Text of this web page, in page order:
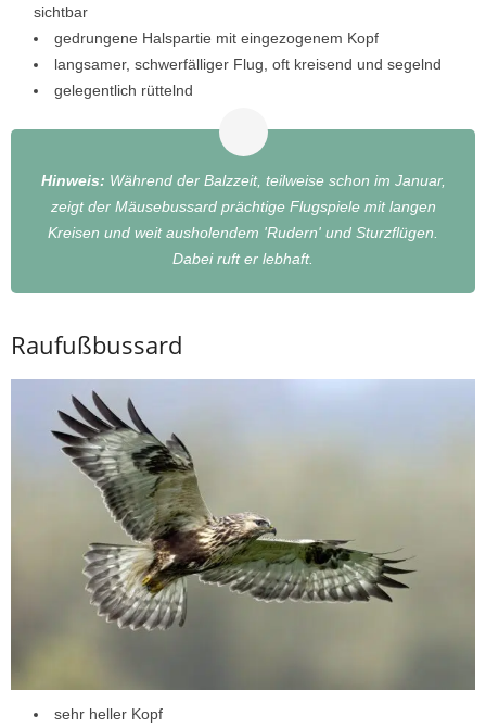
sichtbar
gedrungene Halspartie mit eingezogenem Kopf
langsamer, schwerfälliger Flug, oft kreisend und segelnd
gelegentlich rüttelnd
Hinweis: Während der Balzzeit, teilweise schon im Januar,
zeigt der Mäusebussard prächtige Flugspiele mit langen
Kreisen und weit ausholendem 'Rudern' und Sturzflügen.
Dabei ruft er lebhaft.
Raufußbussard
sehr heller Kopf